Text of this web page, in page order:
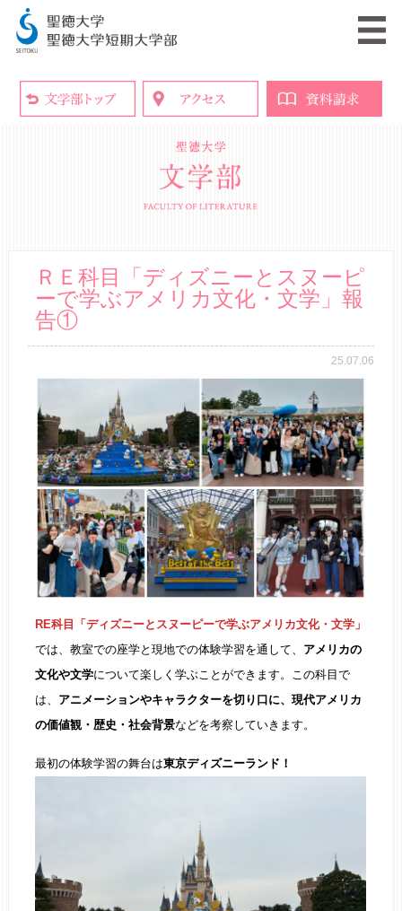
ＲＥ科目「ディズニーとスヌーピ
ーで学ぶアメリカ文化・文学」報
告①
25.07.06
RE科目「ディズニーとスヌーピーで学ぶアメリカ文化・文学」
では、教室での座学と現地での体験学習を通して、 アメリカの
文化や文学について楽しく学ぶことができます。この科目で
は、 アニメーションやキャラクターを切り口に、現代アメリカ
の価値観・歴史・社会背景などを考察していきます。
最初の体験学習の舞台は東京ディズニーランド！